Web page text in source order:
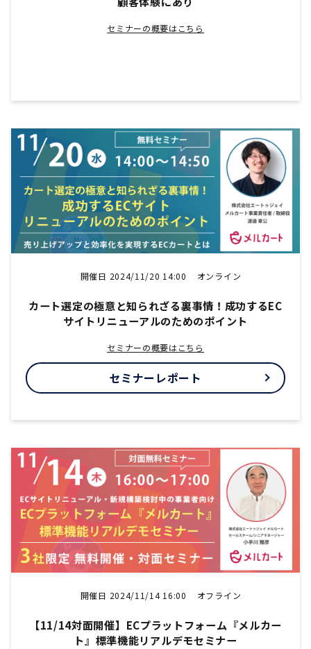
セミナーの概要はこちら
開催日 2024/11/20 14:00 オンライン
カート選定の極意と知られざる裏事情！成功するEC
サイトリニューアルのためのポイント
セミナーの概要はこちら
セミナーレポート
開催日 2024/11/14 16:00 オフライン
【11/14対面開催】ECプラットフォーム『メルカー
ト』標準機能リアルデモセミナー